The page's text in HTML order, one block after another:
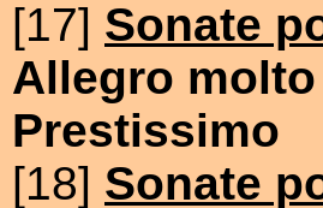
[17] Sonate
Allegro
Prestissimo
[18] Sonate